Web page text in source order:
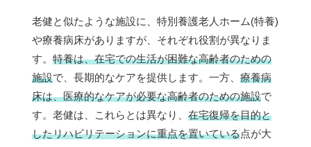
老健と似たような施設に、特別養護老人ホーム(特養)
や療養病床がありますが、それぞれ役割が異なりま
す。 特養は、在宅での生活が困難な高齢者のための
施設で、長期的なケアを提供します。一方、 療養病
床は、医療的なケアが必要な高齢者のための施設で
す。老健は、これらとは異なり、 在宅復帰を目的と
したリハビリテーションに重点を置いている点が大